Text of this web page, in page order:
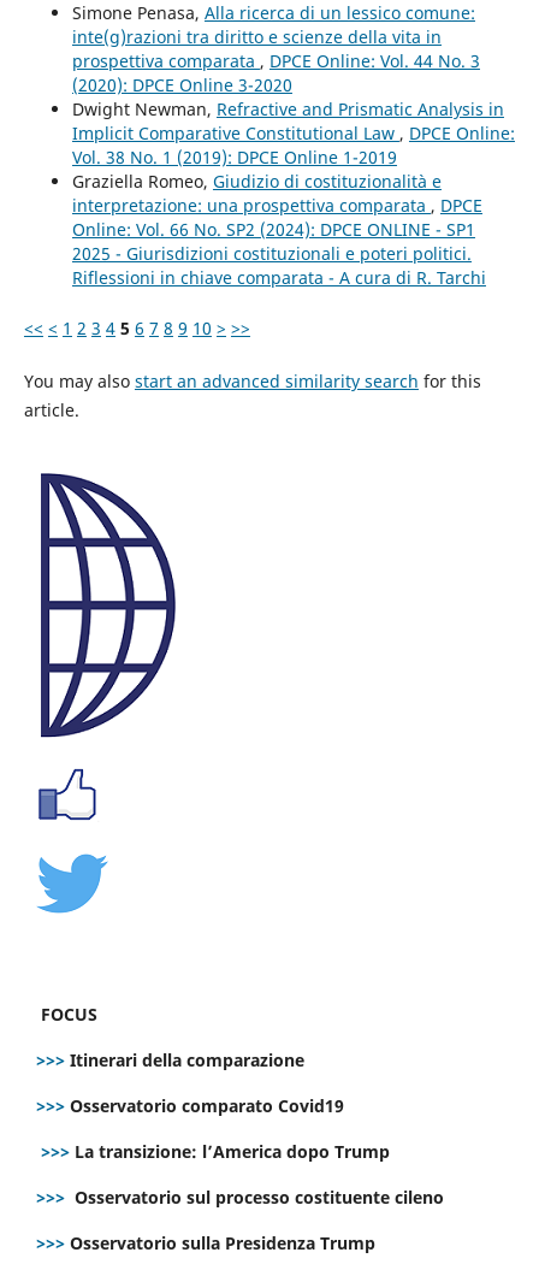
Simone Penasa, Alla ricerca di un lessico comune:
inte(g)razioni tra diritto e scienze della vita in
prospettiva comparata , DPCE Online: Vol. 44 No. 3
(2020): DPCE Online 3-2020
Dwight Newman, Refractive and Prismatic Analysis in
Implicit Comparative Constitutional Law , DPCE Online:
Vol. 38 No. 1 (2019): DPCE Online 1-2019
Graziella Romeo, Giudizio di costituzionalità e
interpretazione: una prospettiva comparata , DPCE
Online: Vol. 66 No. SP2 (2024): DPCE ONLINE - SP1
2025 - Giurisdizioni costituzionali e poteri politici.
Riflessioni in chiave comparata - A cura di R. Tarchi
<< < 1 2 3 4 5 6 7 8 9 10 > >>
You may also start an advanced similarity search for this
article.
FOCUS
>>> Itinerari della comparazione
>>> Osservatorio comparato Covid19
>>> La transizione: l’America dopo Trump
>>> Osservatorio sul processo costituente cileno
>>> Osservatorio sulla Presidenza Trump